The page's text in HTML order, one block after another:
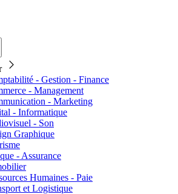
- Gestion - Finance
- Management
- Marketing
- Informatique
- Son
Graphique
- Assurance
Humaines - Paie
et Logistique